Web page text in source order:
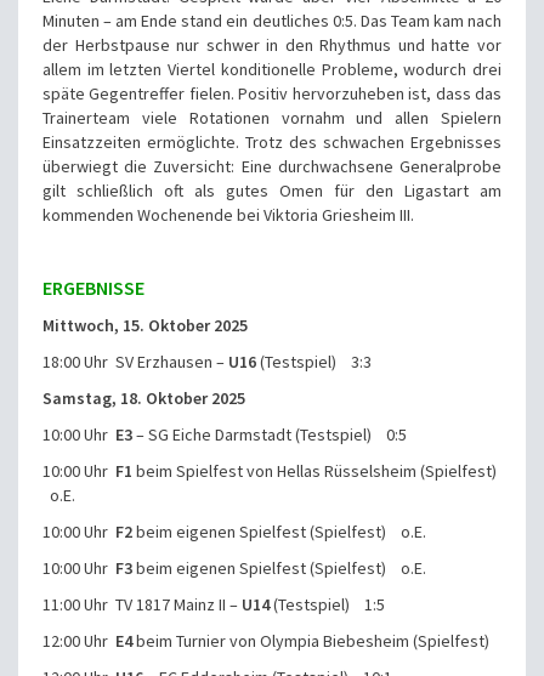
Minuten – am Ende stand ein deutliches 0:5. Das Team kam nach
der Herbstpause nur schwer in den Rhythmus und hatte vor
allem im letzten Viertel konditionelle Probleme, wodurch drei
späte Gegentreffer fielen. Positiv hervorzuheben ist, dass das
Trainerteam viele Rotationen vornahm und allen Spielern
Einsatzzeiten ermöglichte. Trotz des schwachen Ergebnisses
überwiegt die Zuversicht: Eine durchwachsene Generalprobe
gilt schließlich oft als gutes Omen für den Ligastart am
kommenden Wochenende bei Viktoria Griesheim III.
ERGEBNISSE
Mittwoch, 15. Oktober 2025
18:00 Uhr SV Erzhausen – U16(Testspiel) 3:3
Samstag, 18. Oktober 2025
10:00 Uhr E3– SG Eiche Darmstadt (Testspiel) 0:5
10:00 Uhr F1 beim Spielfest von Hellas Rüsselsheim (Spielfest)
o.E.
10:00 Uhr F2beim eigenen Spielfest (Spielfest) o.E.
10:00 Uhr F3beim eigenen Spielfest (Spielfest) o.E.
11:00 Uhr TV 1817 Mainz II – U14(Testspiel) 1:5
12:00 Uhr E4beim Turnier von Olympia Biebesheim (Spielfest)